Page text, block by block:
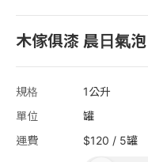
木傢俱漆 晨日氣泡
規格
1公升
單位
罐
運費
$120 / 5罐